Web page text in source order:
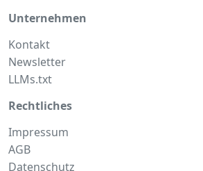
Unternehmen
Kontakt
Newsletter
LLMs.txt
Rechtliches
Impressum
AGB
Datenschutz